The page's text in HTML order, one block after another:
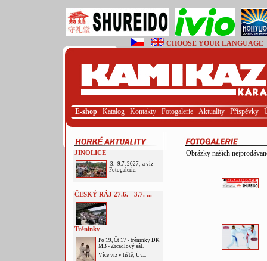
CHOOSE YOUR LANGUAGE
E-shop Katalog Kontakty Fotogalerie Aktuality Příspěvky
JINOLICE
3.- 9.7. 2027, a viz
Fotogalerie.
ČESKÝ RÁJ 27.6. - 3.7. ...
Tréninky
Po 19, Čt 17 - tréninky DK
MB - Zrcadlový sál.
Více viz v liště; Úv...
Obrázky našich